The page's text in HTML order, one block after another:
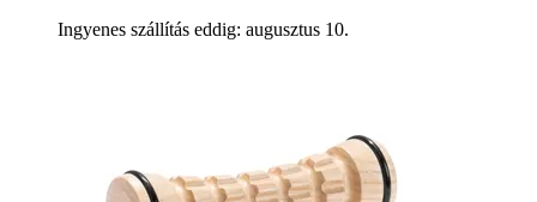
Ingyenes szállítás eddig: augusztus 10.